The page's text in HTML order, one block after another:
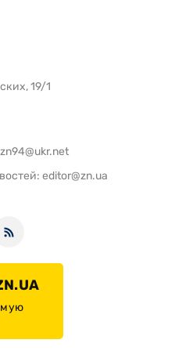
19/1
zn94@ukr.net
editor@zn.ua